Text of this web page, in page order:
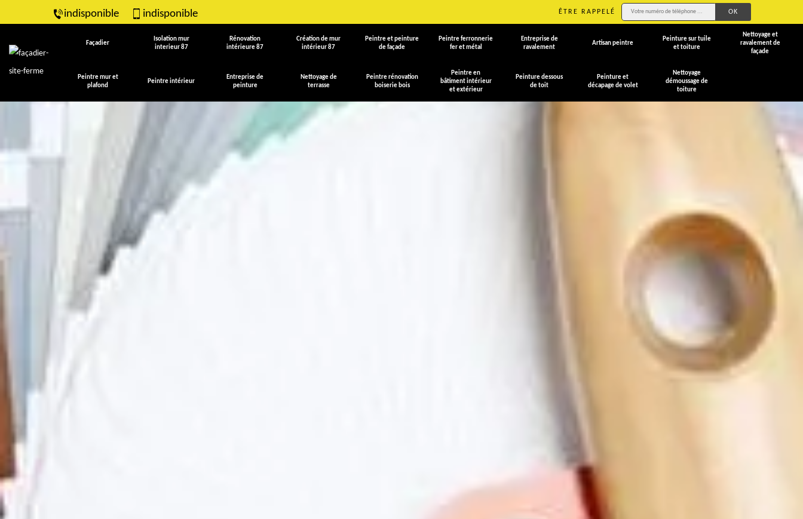
indisponible indisponible ÊTRE RAPPELÉ
Façadier
Isolation mur
interieur 87
Rénovation
intérieure 87
Création de mur
intérieur 87
Peintre et peinture
de façade
Peintre ferronnerie
fer et métal
Entreprise de
ravalement
Artisan peintre
Peinture sur tuile
et toiture
Nettoyage et
ravalement de
façade
Peintre mur et
plafond
Peintre intérieur
Entreprise de
peinture
Nettoyage de
terrasse
Peintre rénovation
boiserie bois
Peintre en
bâtiment intérieur
et extérieur
Peinture dessous
de toit
Peinture et
décapage de volet
Nettoyage
démoussage de
toiture